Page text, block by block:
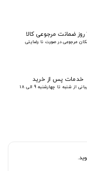
مرجوعی در صورت نا رضایتی
خدمات پس از خرید
از شنبه تا چهارشنبه 9 الی 18